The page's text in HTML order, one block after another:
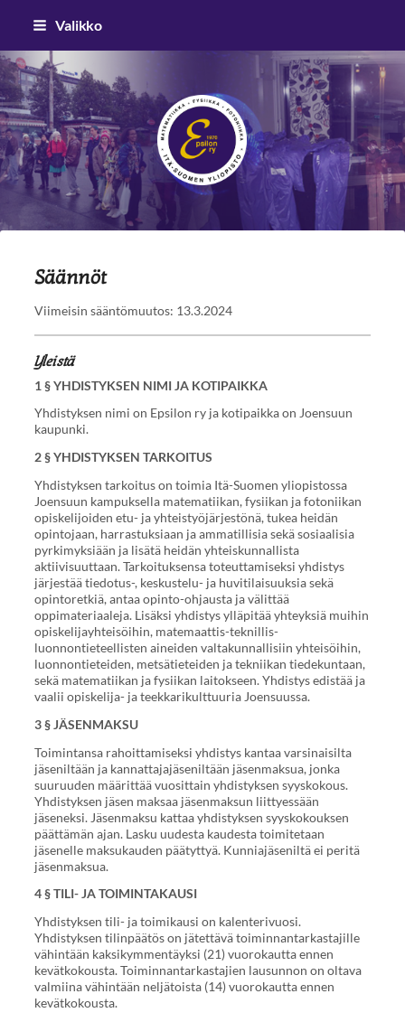
Siirry
sivun
sisältöön
Valikko
Epsilon ry
Säännöt
Viimeisin sääntömuutos: 13.3.2024
Yleistä
1 § YHDISTYKSEN NIMI JA KOTIPAIKKA
Yhdistyksen nimi on Epsilon ry ja kotipaikka on Joensuun
kaupunki.
2 § YHDISTYKSEN TARKOITUS
Yhdistyksen tarkoitus on toimia Itä-Suomen yliopistossa
Joensuun kampuksella matematiikan, fysiikan ja fotoniikan
opiskelijoiden etu- ja yhteistyöjärjestönä, tukea heidän
opintojaan, harrastuksiaan ja ammatillisia sekä sosiaalisia
pyrkimyksiään ja lisätä heidän yhteiskunnallista
aktiivisuuttaan. Tarkoituksensa toteuttamiseksi yhdistys
järjestää tiedotus-, keskustelu- ja huvitilaisuuksia sekä
opintoretkiä, antaa opinto-ohjausta ja välittää
oppimateriaaleja. Lisäksi yhdistys ylläpitää yhteyksiä muihin
opiskelijayhteisöihin, matemaattis-teknillis-
luonnontieteellisten aineiden valtakunnallisiin yhteisöihin,
luonnontieteiden, metsätieteiden ja tekniikan tiedekuntaan,
sekä matematiikan ja fysiikan laitokseen. Yhdistys edistää ja
vaalii opiskelija- ja teekkarikulttuuria Joensuussa.
3 § JÄSENMAKSU
Toimintansa rahoittamiseksi yhdistys kantaa varsinaisilta
jäseniltään ja kannattajajäseniltään jäsenmaksua, jonka
suuruuden määrittää vuosittain yhdistyksen syyskokous.
Yhdistyksen jäsen maksaa jäsenmaksun liittyessään
jäseneksi. Jäsenmaksu kattaa yhdistyksen syyskokouksen
päättämän ajan. Lasku uudesta kaudesta toimitetaan
jäsenelle maksukauden päätyttyä. Kunniajäseniltä ei peritä
jäsenmaksua.
4 § TILI- JA TOIMINTAKAUSI
Yhdistyksen tili- ja toimikausi on kalenterivuosi.
Yhdistyksen tilinpäätös on jätettävä toiminnantarkastajille
vähintään kaksikymmentäyksi (21) vuorokautta ennen
kevätkokousta. Toiminnantarkastajien lausunnon on oltava
valmiina vähintään neljätoista (14) vuorokautta ennen
kevätkokousta.